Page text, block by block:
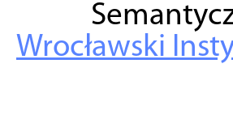
Wrocławski